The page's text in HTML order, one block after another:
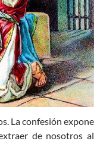
La confesión expone
de nosotros al